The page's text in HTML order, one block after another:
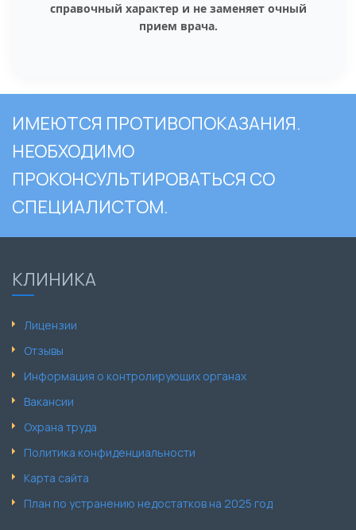
справочный характер и не заменяет очный
прием врача.
ИМЕЮТСЯ ПРОТИВОПОКАЗАНИЯ.
НЕОБХОДИМО
ПРОКОНСУЛЬТИРОВАТЬСЯ СО
СПЕЦИАЛИСТОМ.
КЛИНИКА
Лицензии
Отзывы
Информация о контролирующих органах
Вакансии
Охрана труда
Политика конфиденциальности
Карта сайта
План по устранению недостатков на 2025 год